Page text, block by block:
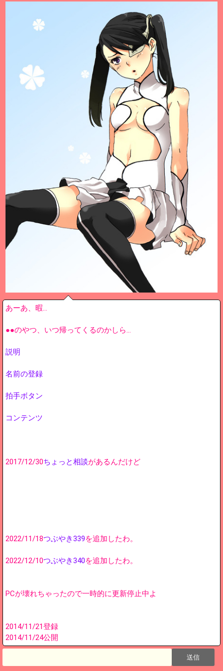
あーあ、暇…
●●のやつ、いつ帰ってくるのかしら…
説明
名前の登録
拍手ボタン
コンテンツ
2017/12/30ちょっと相談があるんだけど
2022/11/18つぶやき339を追加したわ。
2022/12/10つぶやき340を追加したわ。
PCが壊れちゃったので一時的に更新停止中よ
2014/11/21登録
2014/11/24公開